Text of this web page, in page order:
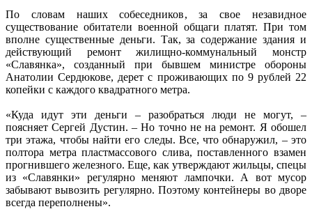
По словам наших собеседников, за свое незавидное
существование обитатели военной общаги платят. При том
вполне существенные деньги. Так, за содержание здания и
действующий ремонт жилищно-коммунальный монстр
«Славянка», созданный при бывшем министре обороны
Анатолии Сердюкове, дерет с проживающих по 9 рублей 22
копейки с каждого квадратного метра.
«Куда идут эти деньги – разобраться люди не могут, –
поясняет Сергей Дустин. – Но точно не на ремонт. Я обошел
три этажа, чтобы найти его следы. Все, что обнаружил, – это
полтора метра пластмассового слива, поставленного взамен
прогнившего железного. Еще, как утверждают жильцы, спецы
из «Славянки» регулярно меняют лампочки. А вот мусор
забывают вывозить регулярно. Поэтому контейнеры во дворе
всегда переполнены».